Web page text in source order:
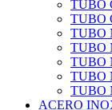
TUBO
TUBO
TUBO
TUBO
TUBO
TUBO
TUBO
ACERO